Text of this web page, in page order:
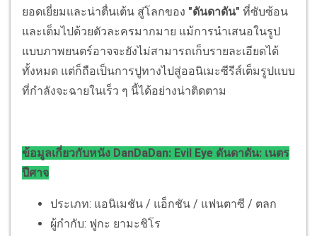
ยอดเยี่ยมและน่าตื่นเต้น สู่โลกของ "ดันดาดัน" ที่ซับซ้อน
และเต็มไปด้วยตัวละครมากมาย แม้การนำเสนอในรูป
แบบภาพยนตร์อาจจะยังไม่สามารถเก็บรายละเอียดได้
ทั้งหมด แต่ก็ถือเป็นการปูทางไปสู่ออนิเมะซีรีส์เต็มรูปแบบ
ที่กำลังจะฉายในเร็ว ๆ นี้ได้อย่างน่าติดตาม
ข้อมูลเกี่ยวกับหนัง DanDaDan: Evil Eye ดันดาดัน: เนตร
ปีศาจ
ประเภท: แอนิเมชัน / แอ็กชัน / แฟนตาซี / ตลก
ผู้กำกับ: ฟูกะ ยามะชิโร